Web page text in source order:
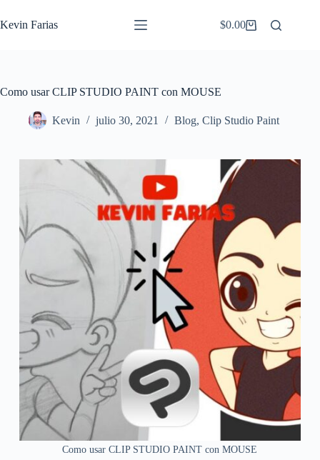
al
contenido
Kevin Farias
Carro
$0.00
Como usar CLIP STUDIO PAINT con MOUSE
Kevin julio 30, 2021 Blog, Clip Studio Paint
Como usar CLIP STUDIO PAINT con MOUSE